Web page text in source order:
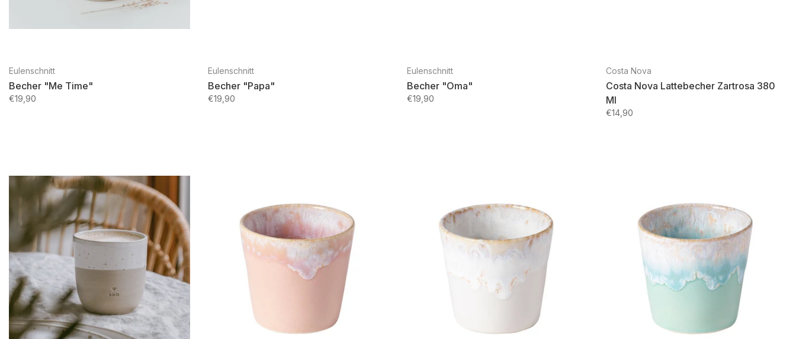
Eulenschnitt
Becher "Me Time"
€19,90
Eulenschnitt
Becher "Papa"
€19,90
Eulenschnitt
Becher "Oma"
€19,90
Costa Nova
Costa Nova Lattebecher Zartrosa 380
Ml
€14,90